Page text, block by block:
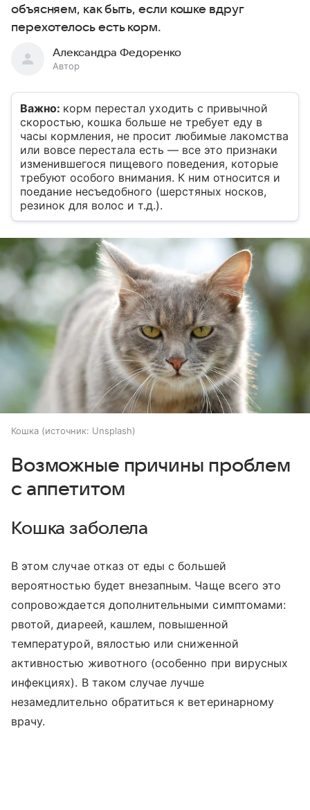
объясняем, как быть, если кошке вдруг
перехотелось есть корм.
Александра Федоренко
Автор
Важно: корм перестал уходить с привычной
скоростью, кошка больше не требует еду в
часы кормления, не просит любимые лакомства
или вовсе перестала есть — все это признаки
изменившегося пищевого поведения, которые
требуют особого внимания. К ним относится и
поедание несъедобного (шерстяных носков,
резинок для волос и т.д.).
Кошка источник: Unsplash
Возможные причины проблем
с аппетитом
Кошка заболела
В этом случае отказ от еды с большей
вероятностью будет внезапным. Чаще всего это
сопровождается дополнительными симптомами:
рвотой, диареей, кашлем, повышенной
температурой, вялостью или сниженной
активностью животного (особенно при вирусных
инфекциях). В таком случае лучше
незамедлительно обратиться к ветеринарному
врачу.